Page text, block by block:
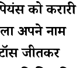
को करारी
अपने नाम
जीतकर